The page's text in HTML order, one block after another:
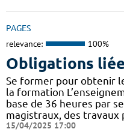
PAGES
relevance: 100%
Obligations
Se former pour obtenir
la formation
base de 36 heures par
magistraux, des travaux
15/04/2025 17:00